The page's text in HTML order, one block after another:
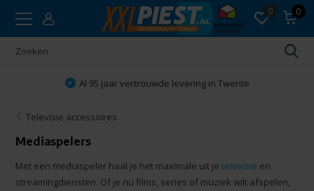
0 0
Vakkundig advies
Televisie accessoires
Mediaspelers
Met een mediaspeler haal je het maximale uit jetelevisie en
streamingdiensten. Of je nu films, series of muziek wilt afspelen,